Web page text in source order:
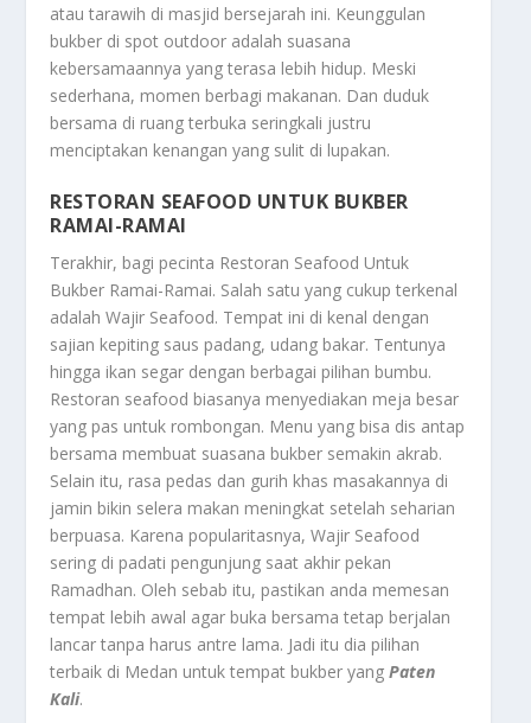
atau tarawih di masjid bersejarah ini. Keunggulan
bukber di spot outdoor adalah suasana
kebersamaannya yang terasa lebih hidup. Meski
sederhana, momen berbagi makanan. Dan duduk
bersama di ruang terbuka seringkali justru
menciptakan kenangan yang sulit di lupakan.
RESTORAN SEAFOOD UNTUK BUKBER
RAMAI-RAMAI
Terakhir, bagi pecinta Restoran Seafood Untuk
Bukber Ramai-Ramai. Salah satu yang cukup terkenal
adalah Wajir Seafood. Tempat ini di kenal dengan
sajian kepiting saus padang, udang bakar. Tentunya
hingga ikan segar dengan berbagai pilihan bumbu.
Restoran seafood biasanya menyediakan meja besar
yang pas untuk rombongan. Menu yang bisa dis antap
bersama membuat suasana bukber semakin akrab.
Selain itu, rasa pedas dan gurih khas masakannya di
jamin bikin selera makan meningkat setelah seharian
berpuasa. Karena popularitasnya, Wajir Seafood
sering di padati pengunjung saat akhir pekan
Ramadhan. Oleh sebab itu, pastikan anda memesan
tempat lebih awal agar buka bersama tetap berjalan
lancar tanpa harus antre lama. Jadi itu dia pilihan
terbaik di Medan untuk tempat bukber yangPaten
Kali.